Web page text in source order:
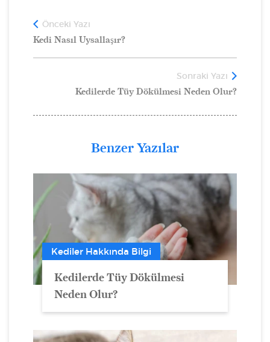
Önceki Yazı
Kedi Nasıl Uysallaşır?
Sonraki Yazı
Kedilerde Tüy Dökülmesi Neden Olur?
Benzer Yazılar
Kediler Hakkında Bilgi
Kedilerde Tüy Dökülmesi
Neden Olur?